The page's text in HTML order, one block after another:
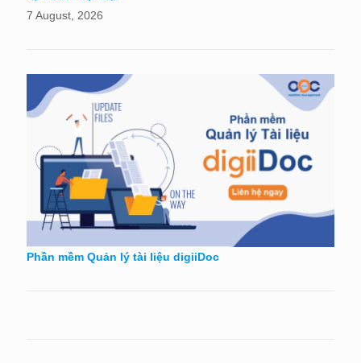
7 August, 2026
Phần mềm Quản lý tài liệu digiiDoc